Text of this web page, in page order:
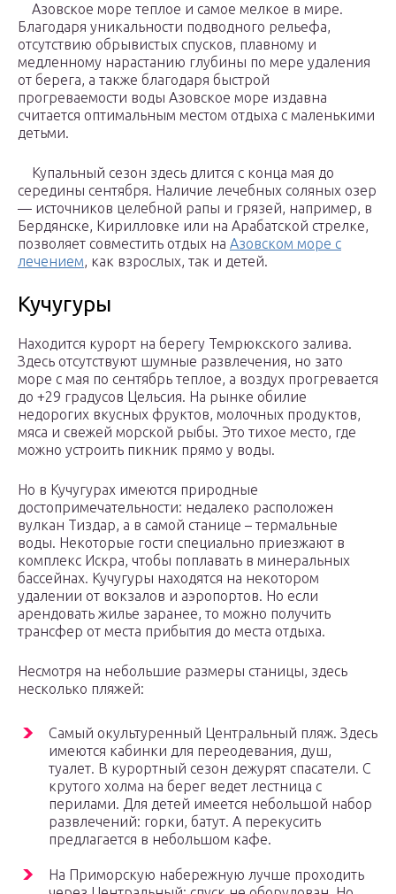
Азовское море теплое и самое мелкое в мире.
Благодаря уникальности подводного рельефа,
отсутствию обрывистых спусков, плавному и
медленному нарастанию глубины по мере удаления
от берега, а также благодаря быстрой
прогреваемости воды Азовское море издавна
считается оптимальным местом отдыха с маленькими
детьми.
Купальный сезон здесь длится с конца мая до
середины сентября. Наличие лечебных соляных озер
— источников целебной рапы и грязей, например, в
Бердянске, Кирилловке или на Арабатской стрелке,
позволяет совместить отдых на Азовском море с
лечением, как взрослых, так и детей.
Кучугуры
Находится курорт на берегу Темрюкского залива.
Здесь отсутствуют шумные развлечения, но зато
море с мая по сентябрь теплое, а воздух прогревается
до +29 градусов Цельсия. На рынке обилие
недорогих вкусных фруктов, молочных продуктов,
мяса и свежей морской рыбы. Это тихое место, где
можно устроить пикник прямо у воды.
Но в Кучугурах имеются природные
достопримечательности: недалеко расположен
вулкан Тиздар, а в самой станице – термальные
воды. Некоторые гости специально приезжают в
комплекс Искра, чтобы поплавать в минеральных
бассейнах. Кучугуры находятся на некотором
удалении от вокзалов и аэропортов. Но если
арендовать жилье заранее, то можно получить
трансфер от места прибытия до места отдыха.
Несмотря на небольшие размеры станицы, здесь
несколько пляжей:
Самый окультуренный Центральный пляж. Здесь
имеются кабинки для переодевания, душ,
туалет. В курортный сезон дежурят спасатели. С
крутого холма на берег ведет лестница с
перилами. Для детей имеется небольшой набор
развлечений: горки, батут. А перекусить
предлагается в небольшом кафе.
На Приморскую набережную лучше проходить